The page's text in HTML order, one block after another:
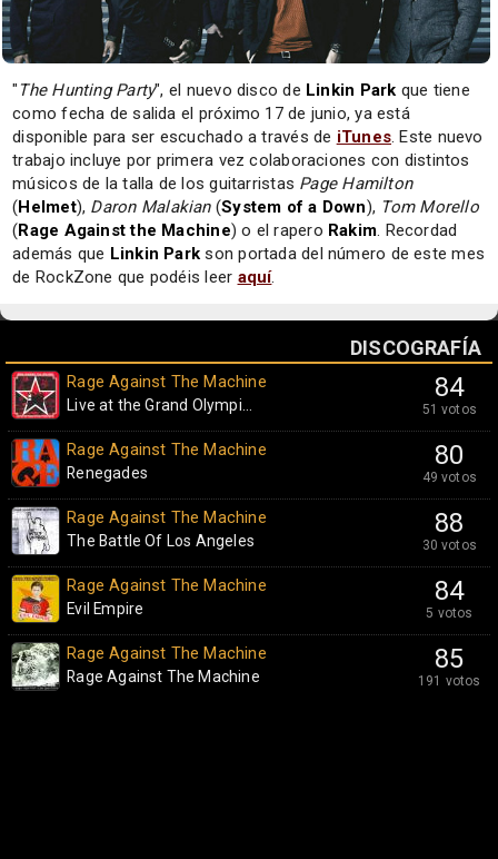
" The Hunting Party", el nuevo disco de Linkin Park que tiene
como fecha de salida el próximo 17 de junio, ya está
disponible para ser escuchado a través de iTunes. Este nuevo
trabajo incluye por primera vez colaboraciones con distintos
músicos de la talla de los guitarristas Page Hamilton
(Helmet), Daron Malakian(System of a Down), Tom Morello
(Rage Against the Machine) o el rapero Rakim. Recordad
además que Linkin Park son portada del número de este mes
de RockZone que podéis leer aquí.
DISCOGRAFÍA
84
51 votos
Rage Against The Machine
Live at the Grand Olympi...
80
49 votos
Rage Against The Machine
Renegades
88
30 votos
Rage Against The Machine
The Battle Of Los Angeles
84
5 votos
Rage Against The Machine
Evil Empire
85
191 votos
Rage Against The Machine
Rage Against The Machine